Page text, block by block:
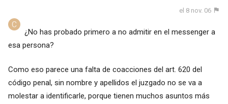
el 8 nov. 06
¿No has probado primero a no admitir en el messenger a
esa persona?
Como eso parece una falta de coacciones del art. 620 del
código penal, sin nombre y apellidos el juzgado no se va a
molestar a identificarle, porque tienen muchos asuntos más